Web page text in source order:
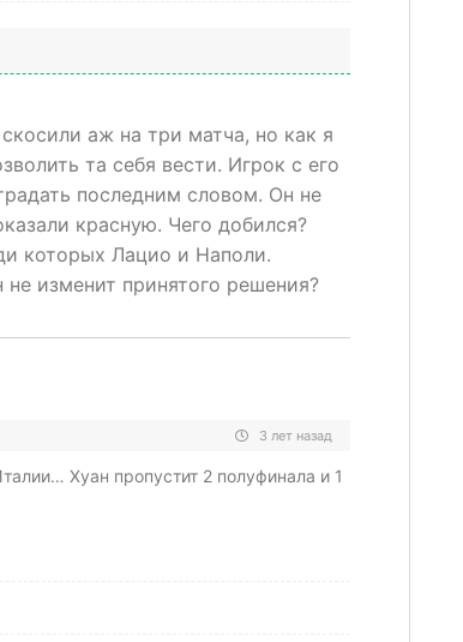
аж на три матча, но как я
та себя вести. Игрок с его
последним словом. Он не
красную. Чего добился?
которых Лацио и Наполи.
изменит принятого решения?
3 лет назад
Хуан пропустит 2 полуфинала и 1